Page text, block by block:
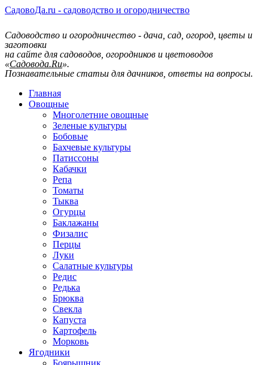
СадовоДа.ru - садоводство и огородничество
Садоводство и огородничество - дача, сад, огород, цветы и
заготовки
на сайте для садоводов, огородников и цветоводов
«Садовода.Ru».
Познавательные статьи для дачников, ответы на вопросы.
Главная
Овощные
Многолетние овощные
Зеленые культуры
Бобовые
Бахчевые культуры
Патиссоны
Кабачки
Репа
Томаты
Тыква
Огурцы
Баклажаны
Физалис
Перцы
Луки
Салатные культуры
Редис
Редька
Брюква
Свекла
Капуста
Картофель
Морковь
Ягодники
Боярышник